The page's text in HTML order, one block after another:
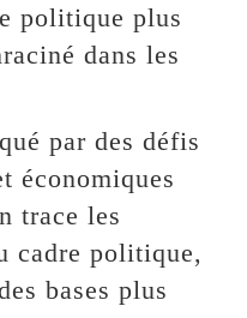
politique plus
dans les
par des défis
économiques
trace les
cadre politique,
bases plus